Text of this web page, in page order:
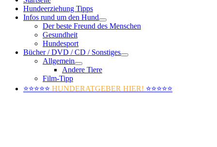
Hundeerziehung Tipps
Infos rund um den Hund
Der beste Freund des Menschen
Gesundheit
Hundesport
Bücher / DVD / CD / Sonstiges
Allgemein
Andere Tiere
Film-Tipp
⭐⭐⭐⭐⭐ HUNDERATGEBER HIER! ⭐⭐⭐⭐⭐